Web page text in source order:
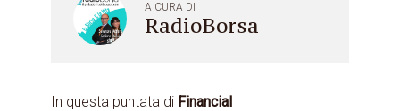
A CURA DI
RadioBorsa
In questa puntata di Financial